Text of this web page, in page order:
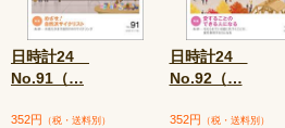
日時計24
No.91（…
352円 （税・送料別）
日時計24
No.92（…
352円 （税・送料別）